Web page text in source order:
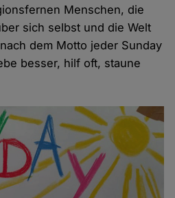
Menschen, die
sich selbst und die Welt
dem Motto jeder Sunday
besser, hilf oft, staune